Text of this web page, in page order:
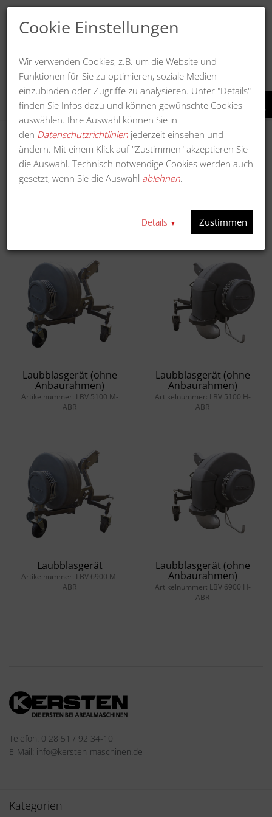
Cookie Einstellungen
Wir verwenden Cookies, z.B. um die Website und
Funktionen für Sie zu optimieren, soziale Medien
einzubinden oder Zugriffe zu analysieren. Unter "Details"
finden Sie Infos dazu und können gewünschte Cookies
auswählen. Ihre Auswahl können Sie in
den Datenschutzrichtlinien jederzeit einsehen und
ändern. Mit einem Klick auf "Zustimmen" akzeptieren Sie
die Auswahl. Technisch notwendige Cookies werden auch
gesetzt, wenn Sie die Auswahl ablehnen.
Details ▼ Zustimmen
LAUBBLÄSER FÜR SCHLEPPER UND
KOMMUNALFAHRZEUGE
Anzeigen
Laubblasgerät (ohne
Anbaurahmen)
Artikelnummer: LBV 5100 M-
ABR
Laubblasgerät (ohne
Anbaurahmen)
Artikelnummer: LBV 5100 H-
ABR
Laubblasgerät
Artikelnummer: LBV 6900 M-
ABR
Laubblasgerät (ohne
Anbaurahmen)
Artikelnummer: LBV 6900 H-
ABR
Telefon: 0 28 51 / 92 34-10
E-Mail: info@kersten-maschinen.de
Kategorien